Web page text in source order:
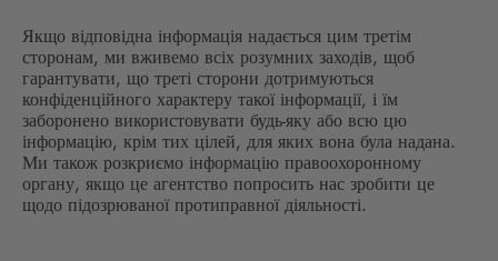
Якщо відповідна інформація надається цим третім
сторонам, ми вживемо всіх розумних заходів, щоб
гарантувати, що треті сторони дотримуються
конфіденційного характеру такої інформації, і їм
заборонено використовувати будь-яку або всю цю
інформацію, крім тих цілей, для яких вона була надана.
Ми також розкриємо інформацію правоохоронному
органу, якщо це агентство попросить нас зробити це
щодо підозрюваної протиправної діяльності.